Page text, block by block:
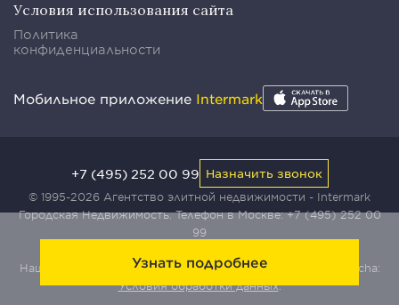
Узнать подробнее
Условия использования сайта
Политика
конфиденциальности
Мобильное приложение Intermark
© 1995-2026 Агентство элитной недвижимости - Intermark
Городская Недвижимость. Телефон в Москве:+7 (495) 252 00
99
Наш сайт защищен с помощью сервиса Yandex SmartCaptcha:
Условия обработки данных.
+7 (495) 252 00 99 Назначить звонок